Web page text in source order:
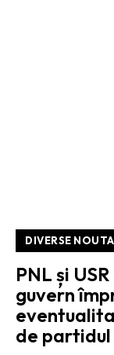
DIVERSE
PNL și
guvern
de partidul